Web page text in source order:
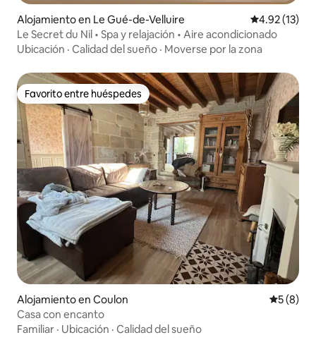
Alojamiento en Le Gué-de-Velluire Calificación
4.92 (13)
Le Secret du Nil • Spa y relajación • Aire acondicionado
Ubicación · Calidad del sueño · Moverse por la zona
Favorito entre huéspedes
Favorito entre huéspedes
Alojamiento en Coulon
5 (8)
Casa con encanto
Familiar · Ubicación · Calidad del sueño